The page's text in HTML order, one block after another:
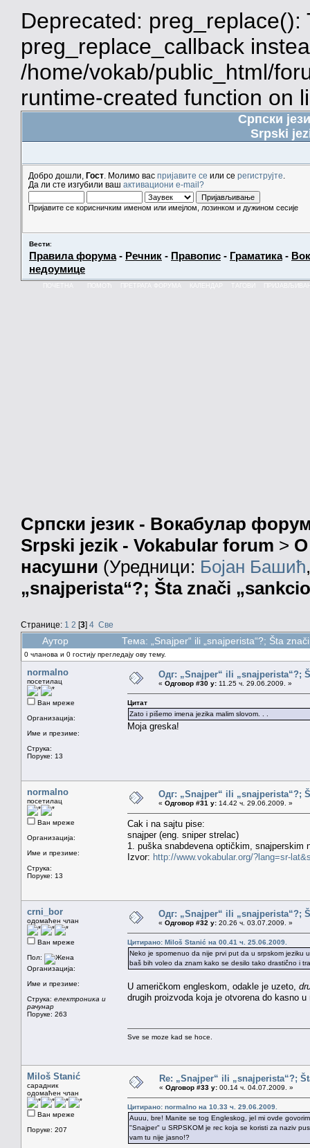
Deprecated:
preg_replace_callback
/home/vokab/public_html/
runtime-created function on
Српски
Srpski
Добро дошли, Гост . Молимо вас пријавите се или се региструјте
Да ли сте изгубили ваш активациони e-mail?
Пријавите се корисничким именом или имејлом, лозинком и дужином сесије
Вести:
Правила форума- Речник - Правопис - Граматика-
недоумице
КАЛЕНДАР
Српски језик - Вокабулар
Srpski jezik - Vokabular forum > О
насушни (Уредници: Бојан Башић
„snajperista“?; Šta znači
Странице: 1 2 [3] 4 Све
Аутор Тема: „Snajper“ ili „snajperista“?; Šta
0 чланова и 0 гостију прегледају ову тему.
normalno
посетилац
Ван мреже
Организација:
Име и презиме:
Струка:
Поруке: 13
Одг: „Snajper“ ili „snajperista“?;
« Одговор #30 у: 11.25 ч. 29.06.2009. »
Цитат
Zato i pišemo imena jezika malim slovom. . .
Moja greska!
normalno
посетилац
Ван мреже
Организација:
Име и презиме:
Струка:
Поруке: 13
Одг: „Snajper“ ili „snajperista“?;
« Одговор #31 у: 14.42 ч. 29.06.2009. »
Cak i na sajtu pise:
snajper (eng. sniper strelac)
1. puška snabdevena optičkim,
Izvor: http://www.vokabular.org/?lang=sr-
crni_bor
одомаћен члан
Ван мреже
Пол:
Организација:
Име и презиме:
Струка: електроника и
рачунар
Поруке: 263
Одг: „Snajper“ ili „snajperista“?;
« Одговор #32 у: 20.26 ч. 03.07.2009. »
Цитирано: Miloš Stanić на 00.41 ч. 25.06.2009.
Neko je spomenuo da nije prvi put da u srpskom jeziku
baš bih voleo da znam kako se desilo tako drastično i
U američkom engleskom, odakle je uzeto,
drugih proizvoda koja je otvorena do kasno u
Sve se moze kad se hoce.
Miloš Stanić
сарадник
одомаћен члан
Ван мреже
Поруке: 207
Re: „Snajper“ ili „snajperista“?;
« Одговор #33 у: 00.14 ч. 04.07.2009. »
Цитирано: normalno на 10.33 ч. 29.06.2009.
Auuu, bre! Manite se tog Engleskog, jel mi ovde
"Snajper" u SRPSKOM je rec koja se koristi za naziv
vam tu nije jasno!?